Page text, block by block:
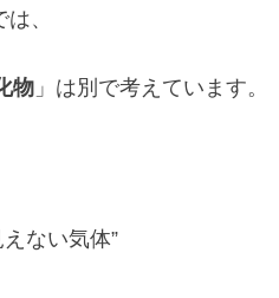
、
物 」は別で考えています。
ない気体”